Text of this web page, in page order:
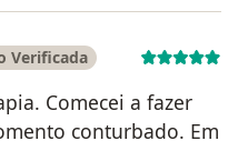
Verificada
Comecei a fazer
conturbado. Em